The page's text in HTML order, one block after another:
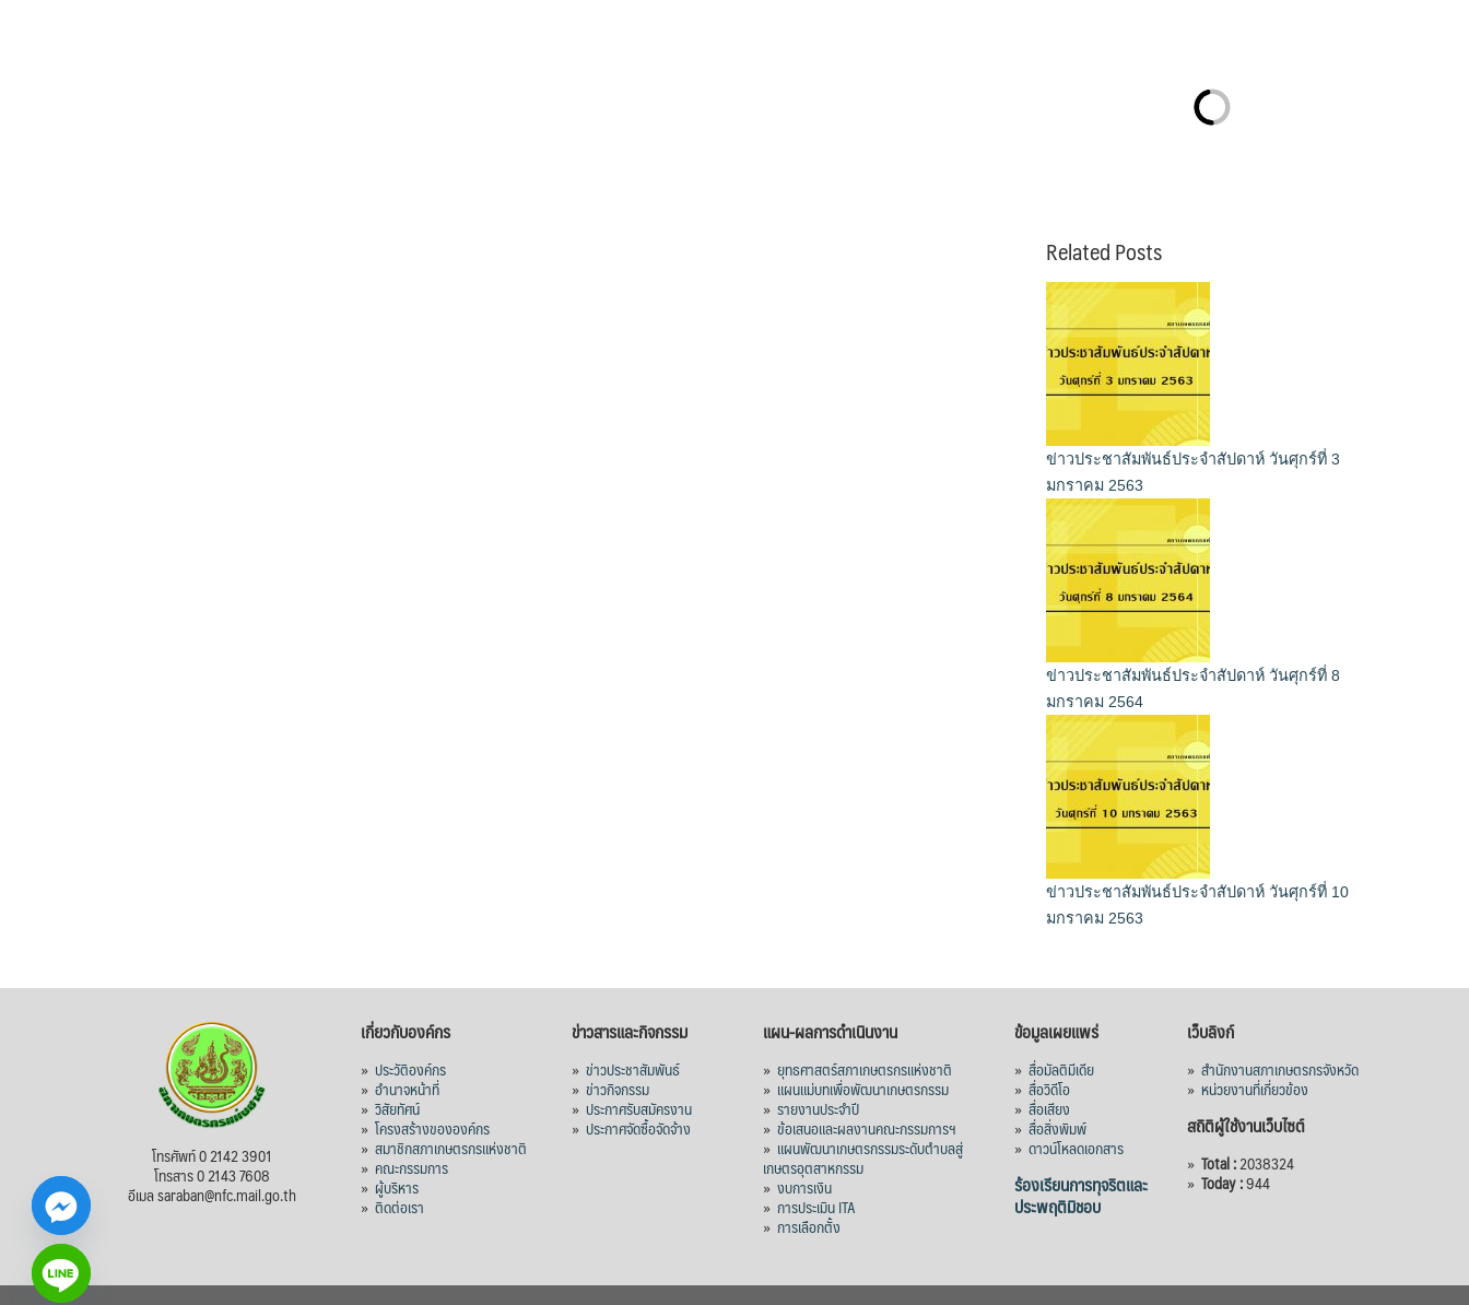
Related Posts
ข่าวประชาสัมพันธ์ประจำสัปดาห์ วันศุกร์ที่ 3
มกราคม 2563
ข่าวประชาสัมพันธ์ประจำสัปดาห์ วันศุกร์ที่ 8
มกราคม 2564
ข่าวประชาสัมพันธ์ประจำสัปดาห์ วันศุกร์ที่ 10
มกราคม 2563
โทรศัพท์ 0 2142 3901
โทรสาร 0 2143 7608
อีเมล saraban@nfc.mail.go.th
เกี่ยวกับองค์กร
»ประวัติองค์กร
»อำนาจหน้าที่
»วิสัยทัศน์
»โครงสร้างขององค์กร
»สมาชิกสภาเกษตรกรแห่งชาติ
»คณะกรรมการ
» ผู้บริหาร
»ติดต่อเรา
ข่าวสารและกิจกรรม
»ข่าวประชาสัมพันธ์
»ข่าวกิจกรรม
»ประกาศรับสมัครงาน
»ประกาศจัดซื้อจัดจ้าง
แผน-ผลการดำเนินงาน
» ยุทธศาสตร์สภาเกษตรกรแห่งชาติ
» แผนแม่บทเพื่อพัฒนาเกษตรกรรม
» รายงานประจำปี
» ข้อเสนอและผลงานคณะกรรมการฯ
» แผนพัฒนาเกษตรกรรมระดับตำบลสู่
เกษตรอุตสาหกรรม
» งบการเงิน
» การประเมิน ITA
» การเลือกตั้ง
ข้อมูลเผยแพร่
» สื่อมัลติมีเดีย
» สื่อวิดีโอ
» สื่อเสียง
» สื่อสิ่งพิมพ์
» ดาวน์โหลดเอกสาร
ร้องเรียนการทุจริตและ
ประพฤติมิชอบ
เว็บลิงก์
» สำนักงานสภาเกษตรกรจังหวัด
» หน่วยงานที่เกี่ยวข้อง
สถิติผู้ใช้งานเว็บไซต์
» Total :2038324
» Today :944